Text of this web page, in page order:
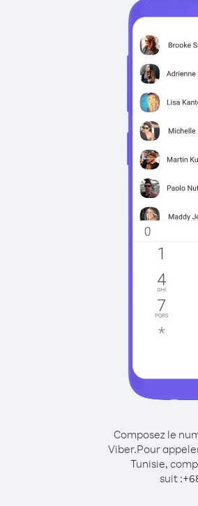
Composez le
Viber.Pour
Tunisie,
suit :+